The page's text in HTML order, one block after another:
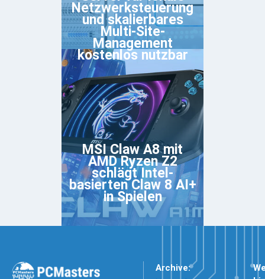
Netzwerksteuerung
und skalierbares
Multi-Site-
Management
kostenlos nutzbar
MSI Claw A8 mit
AMD Ryzen Z2
schlägt Intel-
basierten Claw 8 AI+
in Spielen
Archive: